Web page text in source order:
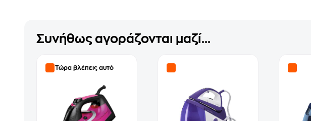
Συνήθως αγοράζονται μαζί...
Τώρα βλέπεις αυτό